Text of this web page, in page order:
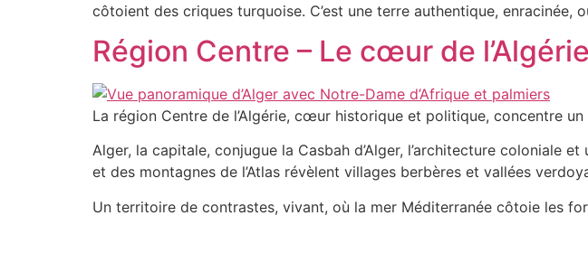
côtoient des criques turquoise. C’est une terre authentique, enracinée,
Région Centre – Le cœur de
La région Centre de l’Algérie, cœur historique et politique, concentre
Alger, la capitale, conjugue la Casbah d’Alger, l’architecture coloniale
et des montagnes de l’Atlas révèlent villages berbères et vallées
Un territoire de contrastes, vivant, où la mer Méditerranée côtoie les